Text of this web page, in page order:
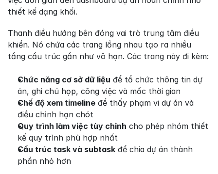
thiết kế dạng khối.
Thanh điều hướng bên đóng vai trò trung tâm điều
khiển. Nó chứa các trang lồng nhau tạo ra nhiều
tầng cấu trúc gần như vô hạn. Các trang này đi kèm:
Chức năng cơ sở dữ liệu để tổ chức thông tin dự
án, ghi chú họp, công việc và mốc thời gian
Chế độ xem timeline để thấy phạm vi dự án và
điều chỉnh hạn chót
Quy trình làm việc tùy chỉnh cho phép nhóm thiết
kế quy trình phù hợp nhất
Cấu trúc task và subtask để chia dự án thành
phần nhỏ hơn